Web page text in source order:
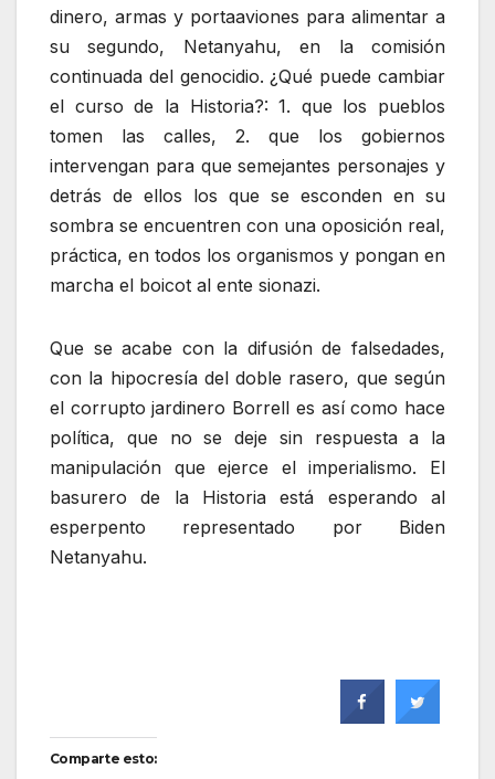
dinero, armas y portaaviones para alimentar a
su segundo, Netanyahu, en la comisión
continuada del genocidio. ¿Qué puede cambiar
el curso de la Historia?: 1. que los pueblos
tomen las calles, 2. que los gobiernos
intervengan para que semejantes personajes y
detrás de ellos los que se esconden en su
sombra se encuentren con una oposición real,
práctica, en todos los organismos y pongan en
marcha el boicot al ente sionazi.
Que se acabe con la difusión de falsedades,
con la hipocresía del doble rasero, que según
el corrupto jardinero Borrell es así como hace
política, que no se deje sin respuesta a la
manipulación que ejerce el imperialismo. El
basurero de la Historia está esperando al
esperpento representado por Biden
Netanyahu.
Comparte esto: